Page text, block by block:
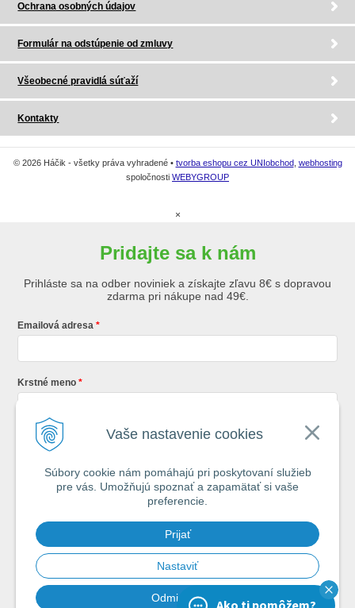
Vaše nastavenie cookies
Súbory cookie nám pomáhajú pri poskytovaní služieb
pre vás. Umožňujú spoznať a zapamätať si vaše
preferencie.
Prijať
Nastaviť
Odmietnuť
Ochrana osobných údajov
Formulár na odstúpenie od zmluvy
Všeobecné pravidlá súťaží
Kontakty
© 2026 Háčik - všetky práva vyhradené • tvorba eshopu cez UNIobchod, webhosting
spoločnosti WEBYGROUP
×
Pridajte sa k nám
Prihláste sa na odber noviniek a získajte zľavu 8€ s dopravou
zdarma pri nákupe nad 49€.
Emailová adresa
Krstné meno
Registráciou súhlasíte so
Každý týždeň si od nás nájdete v schránke : 1x Rybársky Poradca a 1x
akčná ponuka. 1x mesačne prehľad nových článkov z nášho blogu.
Ochrana vašich osobných údajov je pre nás na 1. mieste.Zoznámte sa s
našimi zásadami spracovania osobných údajov
Ako ti pomôžem?